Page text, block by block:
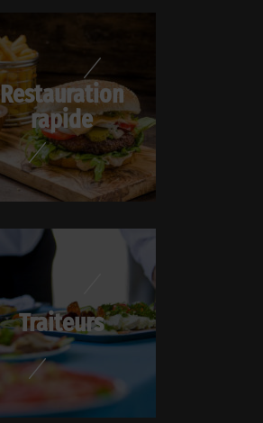
Restauration
rapide
Traiteurs